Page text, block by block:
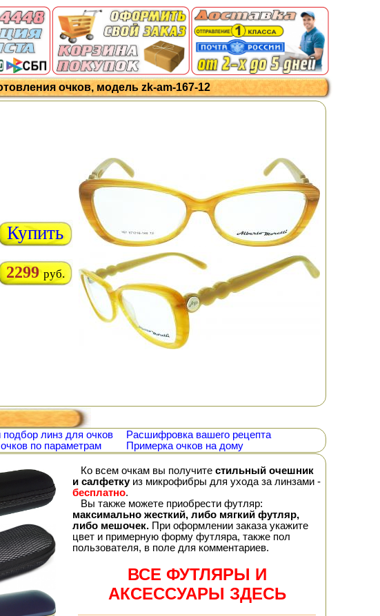
очков, модель zk-am-167-12
Купить
2299 руб.
подбор линз для очков
Расшифровка вашего рецепта
по параметрам Примерка очков на дому
Ко всем очкам вы получите стильный очешник
и салфеткуиз микрофибры для ухода за линзами -
бесплатно.
Вы также можете приобрести футляр:
максимально жесткий, либо мягкий футляр,
либо мешочек. При оформлении заказа укажите
цвет и примерную форму футляра, также пол
пользователя, в поле для комментариев.
ВСЕ ФУТЛЯРЫ И
АКСЕССУАРЫ ЗДЕСЬ